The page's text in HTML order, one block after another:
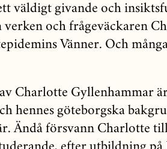
väldigt givande och
verken och frågeväckaren
Vänner. Och
Charlotte Gyllenhammar
hennes göteborgska
Ändå försvann Charlotte